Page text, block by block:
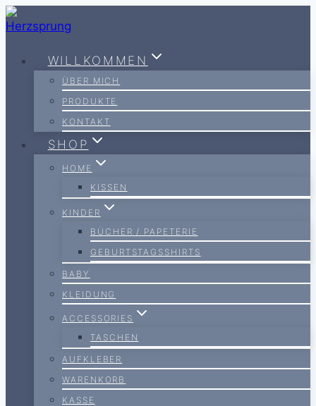
Zum
Inhalt
springen
WILLKOMMEN
ÜBER MICH
PRODUKTE
KONTAKT
SHOP
HOME
KISSEN
KINDER
BÜCHER / PAPETERIE
GEBURTSTAGSSHIRTS
BABY
KLEIDUNG
ACCESSORIES
TASCHEN
AUFKLEBER
WARENKORB
KASSE